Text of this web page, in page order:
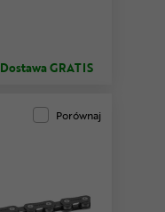
Dostawa GRATIS
Porównaj